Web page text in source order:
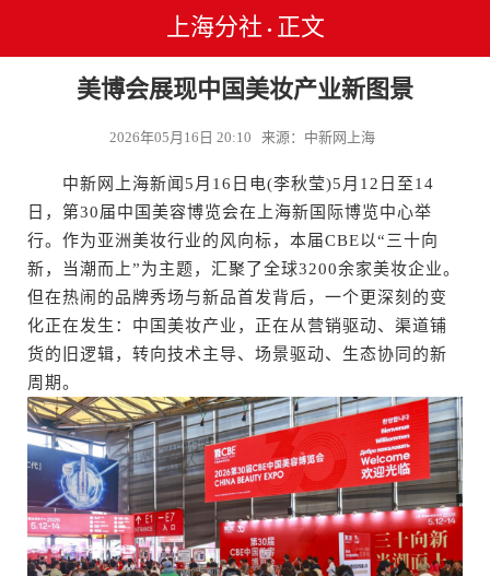
上海分社 • 正文
美博会展现中国美妆产业新图景
2026年05月16日 20:10 来源：中新网上海
中新网上海新闻5月16日电(李秋莹)5月12日至14
日，第30届中国美容博览会在上海新国际博览中心举
行。作为亚洲美妆行业的风向标，本届CBE以“三十向
新，当潮而上”为主题，汇聚了全球3200余家美妆企业。
但在热闹的品牌秀场与新品首发背后，一个更深刻的变
化正在发生：中国美妆产业，正在从营销驱动、渠道铺
货的旧逻辑，转向技术主导、场景驱动、生态协同的新
周期。